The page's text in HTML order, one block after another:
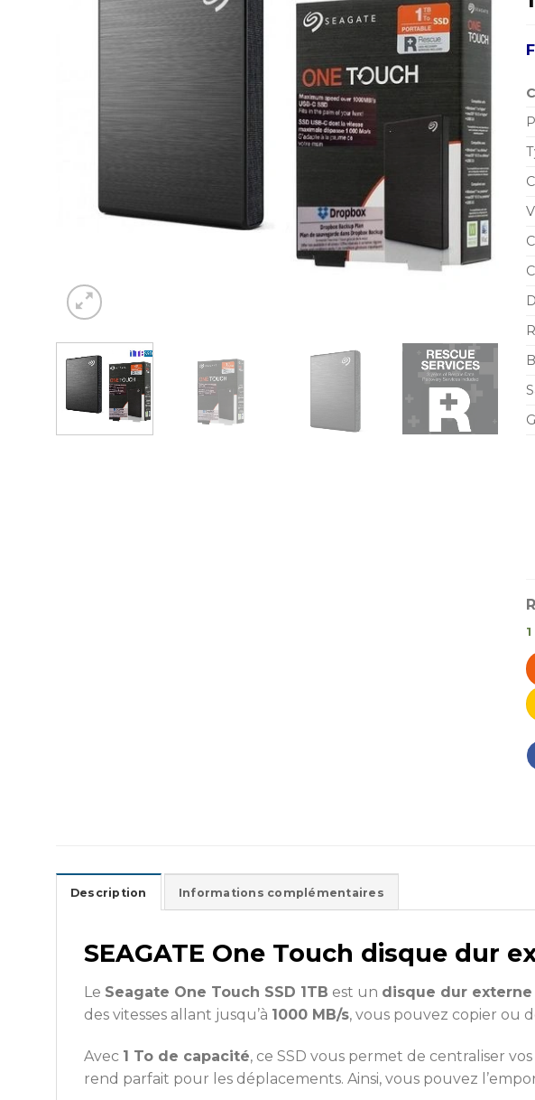
Description Informations complémentaires
SEAGATE One Touch disque dur
Le Seagate One Touch SSD 1TB est un disque dur externe
des vitesses allant jusqu’à 1000 MB/s, vous pouvez copier ou
Avec 1 To de capacité, ce SSD vous permet de centraliser
rend parfait pour les déplacements. Ainsi, vous pouvez